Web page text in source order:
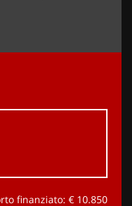
finanziato: € 10.850